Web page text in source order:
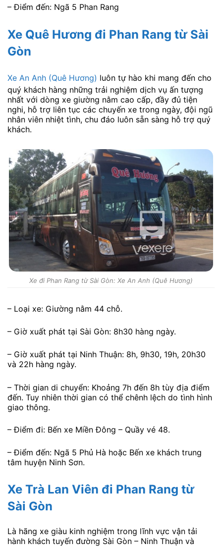
– Điểm đến: Ngã 5 Phan Rang
Xe Quê Hương đi Phan Rang từ Sài
Gòn
Xe An Anh (Quê Hương) luôn tự hào khi mang đến cho
quý khách hàng những trải nghiệm dịch vụ ấn tượng
nhất với dòng xe giường nằm cao cấp, đầy đủ tiện
nghi, hỗ trợ liên tục các chuyến xe trong ngày, đội ngũ
nhân viên nhiệt tình, chu đáo luôn sẵn sàng hỗ trợ quý
khách.
Xe đi Phan Rang từ Sài Gòn: Xe An Anh (Quê Hương)
– Loại xe: Giường nằm 44 chỗ.
– Giờ xuất phát tại Sài Gòn: 8h30 hàng ngày.
– Giờ xuất phát tại Ninh Thuận: 8h, 9h30, 19h, 20h30
và 22h hàng ngày.
– Thời gian di chuyển: Khoảng 7h đến 8h tùy địa điểm
đến. Tuy nhiên thời gian có thể chênh lệch do tình hình
giao thông.
– Điểm đi: Bến xe Miền Đông – Quầy vé 48.
– Điểm đến: Ngã 5 Phủ Hà hoặc Bến xe khách trung
tâm huyện Ninh Sơn.
Xe Trà Lan Viên đi Phan Rang từ
Sài Gòn
Là hãng xe giàu kinh nghiệm trong lĩnh vực vận tải
hành khách tuyến đường Sài Gòn – Ninh Thuận và